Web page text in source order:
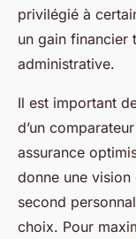
privilégié à
un gain financier
administrative.
Il est important
d’un
assurance
donne une
second
choix. Pour